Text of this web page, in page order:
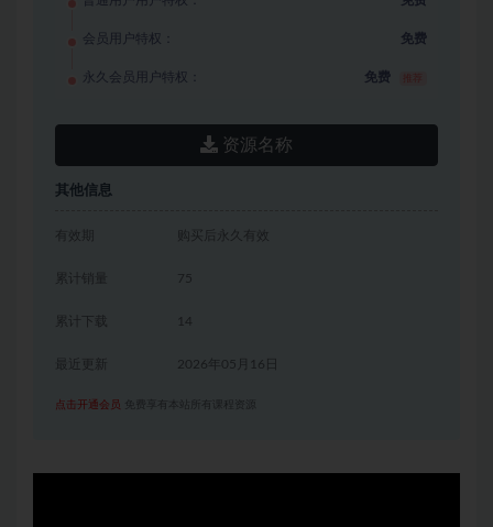
会员用户特权： 免费
永久会员用户特权： 免费
资源名称
其他信息
有效期 购买后永久有效
累计销量 75
累计下载 14
2026年05月16日
点击开通会员 免费享有本站所有课程资源